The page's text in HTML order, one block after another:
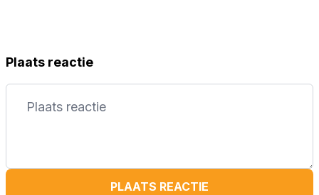
Plaats reactie
PLAATS REACTIE